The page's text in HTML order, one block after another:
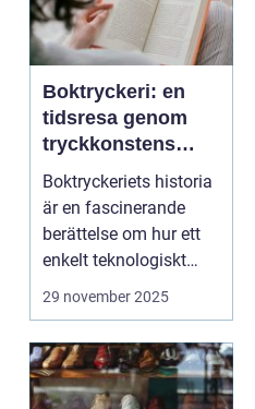
Boktryckeri: en
tidsresa genom
tryckkonstens
värld
Boktryckeriets historia
är en fascinerande
berättelse om hur ett
enkelt teknologiskt
genom...
29 november 2025